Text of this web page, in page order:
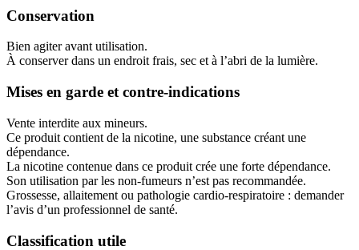
Conservation
Bien agiter avant utilisation.
À conserver dans un endroit frais, sec et à l’abri de la lumière.
Mises en garde et contre-indications
Vente interdite aux mineurs.
Ce produit contient de la nicotine, une substance créant une
dépendance.
La nicotine contenue dans ce produit crée une forte dépendance.
Son utilisation par les non-fumeurs n’est pas recommandée.
Grossesse, allaitement ou pathologie cardio-respiratoire : demander
l’avis d’un professionnel de santé.
Classification utile